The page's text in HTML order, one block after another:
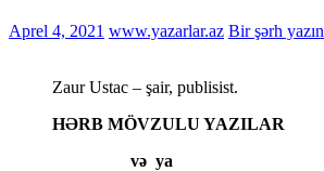
Aprel 4, 2021 www.yazarlar.az Bir şərh yazın
Zaur Ustac – şair, publisist.
HƏRB MÖVZULU YAZILAR
və ya